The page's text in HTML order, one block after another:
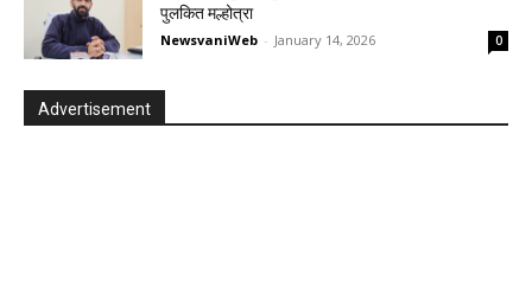
पुलकित मल्होत्रा
NewsvaniWeb - January 14, 2026 0
Advertisement